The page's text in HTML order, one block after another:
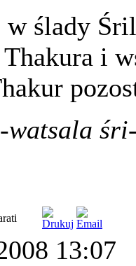
ślady
Thakura i
watsala
13:07